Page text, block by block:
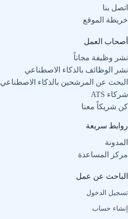
اتصل بنا
خريطة الموقع
أصحاب العمل
نشر وظيفة مجاناً
نشر الوظائف بالذكاء الاصطناعي
البحث عن المرشحين بالذكاء الاصطناعي
شركاء ATS
كن شريكاً معنا
روابط سريعة
المدونة
مركز المساعدة
الباحث عن عمل
تسجيل الدخول
إنشاء حساب